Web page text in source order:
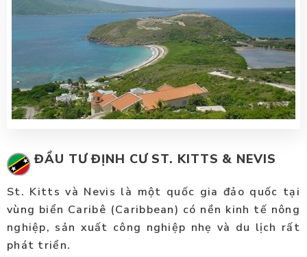
ĐẦU TƯ ĐỊNH CƯ ST. KITTS & NEVIS
St. Kitts và Nevis là một quốc gia đảo quốc tại
vùng biển Caribê (Caribbean) có nền kinh tế nông
nghiệp, sản xuất công nghiệp nhẹ và du lịch rất
phát triển.